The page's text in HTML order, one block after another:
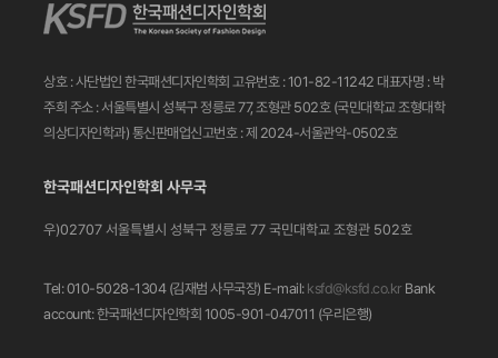
상호 : 사단법인 한국패션디자인학회 고유번호 : 101-82-11242 대표자명 : 박
주희 주소 : 서울특별시 성북구 정릉로 77, 조형관 502호 (국민대학교 조형대학
의상디자인학과) 통신판매업신고번호 : 제 2024-서울관악-0502호
한국패션디자인학회 사무국
우)02707 서울특별시 성북구 정릉로 77 국민대학교 조형관 502호
Tel: 010-5028-1304 (김재범 사무국장) E-mail: ksfd@ksfd.co.kr Bank
account: 한국패션디자인학회 1005-901-047011 (우리은행)